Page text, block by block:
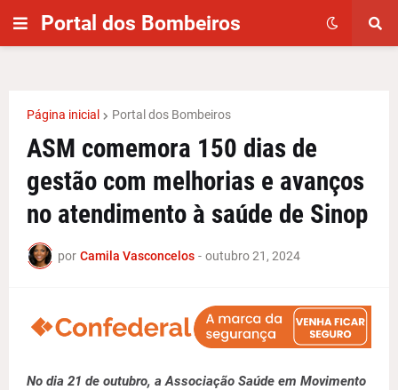
Portal dos Bombeiros
Página inicial Portal dos Bombeiros
ASM comemora 150 dias de
gestão com melhorias e avanços
no atendimento à saúde de Sinop
por Camila Vasconcelos - outubro 21, 2024
No dia 21 de outubro, a Associação Saúde em Movimento